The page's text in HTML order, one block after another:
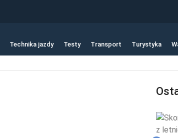
Technika jazdy Testy Transport Turystyka